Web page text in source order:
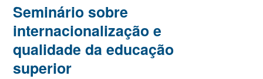
Seminário sobre
internacionalização e
qualidade da educação
superior